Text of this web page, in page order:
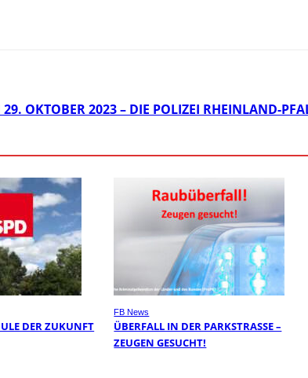
OKTOBER 2023 – DIE POLIZEI RHEINLAND-
DER ZUKUNFT
FB News
ÜBERFALL IN DER PARKSTRASSE – Z
EUGEN GESUCHT!